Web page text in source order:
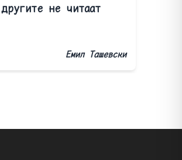
другите не читаат
Емил Ташевски